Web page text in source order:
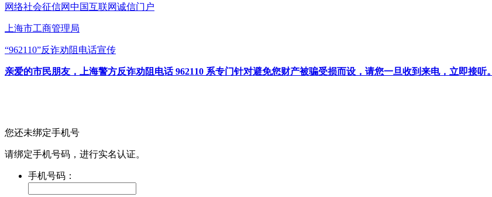
网络社会征信网中国互联网诚信门户
上海市工商管理局
“962110”反诈劝阻电话宣传
亲爱的市民朋友，上海警方反诈劝阻电话 962110 系专门针对避免您财产被骗受损而设，请您一旦收到来电，立即接听。
您还未绑定手机号
请绑定手机号码，进行实名认证。
手机号码：